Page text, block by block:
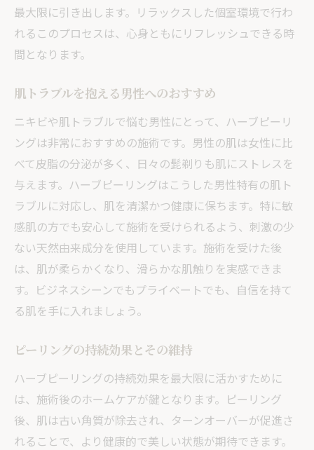
最大限に引き出します。リラックスした個室環境で行わ
れるこのプロセスは、心身ともにリフレッシュできる時
間となります。
肌トラブルを抱える男性へのおすすめ
ニキビや肌トラブルで悩む男性にとって、ハーブピーリ
ングは非常におすすめの施術です。男性の肌は女性に比
べて皮脂の分泌が多く、日々の髭剃りも肌にストレスを
与えます。ハーブピーリングはこうした男性特有の肌ト
ラブルに対応し、肌を清潔かつ健康に保ちます。特に敏
感肌の方でも安心して施術を受けられるよう、刺激の少
ない天然由来成分を使用しています。施術を受けた後
は、肌が柔らかくなり、滑らかな肌触りを実感できま
す。ビジネスシーンでもプライベートでも、自信を持て
る肌を手に入れましょう。
ピーリングの持続効果とその維持
ハーブピーリングの持続効果を最大限に活かすために
は、施術後のホームケアが鍵となります。ピーリング
後、肌は古い角質が除去され、ターンオーバーが促進さ
れることで、より健康的で美しい状態が期待できます。